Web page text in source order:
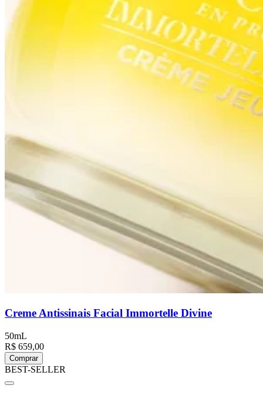
Creme Antissinais Facial Immortelle Divine
50mL
R$ 659,00
Comprar
BEST-SELLER